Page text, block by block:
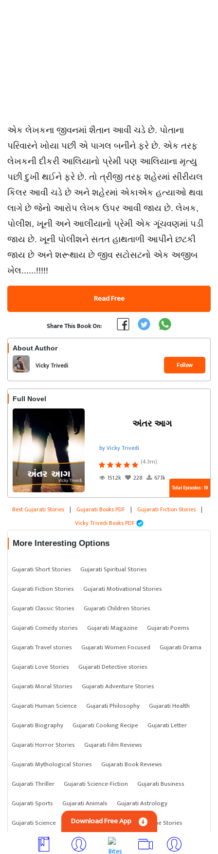
એક લેખકના જીવનમાં શૈતાન આવી ચડે છે. પોતાના
પરિવારને ખોયા પછી એ પાગલ બનીને ફરે છે. એક તરફ
લેખકની દીકરી આલિયાનો પ્રેમી પણ આલિયાના મૃત્યુ
પછી દુખી થઈને ફરે છે. તો ત્રીજી તરફ શહેરમાં સીરીયલ
કિલર આવી ચડે છે અને શહેરમાં એકાએક હત્યાઓ થવા
લાગે છે જેનો આરોપ લેખક ઉપર આવી જાય છે. લેખક,
પોલીશ, ખૂની અને આલીયાનો પ્રેમી એક ગૂંચવણમાં પડી
જાય છે. ખૂની પોલીશને સતત હાથતાળી આપીને છટકી
જાય છે અને શરૂથાય છે જીવ સટોસટનો એક અજીબ
ખેલ......!!!!!
Read Free
Share This Book On:
About Author
Vicky Trivedi Follow
Full Novel
અંતર આગ
by Vicky Trivedi
(4.3m)
151.2k
228 67.1k
Total Episodes : 19
Best Gujarati Stories | Gujarati Books PDF | Gujarati Fiction Stories |
Vicky Trivedi Books PDF
More Interesting Options
Gujarati Short Stories
Gujarati Spiritual Stories
Gujarati Fiction Stories
Gujarati Motivational Stories
Gujarati Classic Stories
Gujarati Children Stories
Gujarati Comedy stories
Gujarati Magazine
Gujarati Poems
Gujarati Travel stories
Gujarati Women Focused
Gujarati Drama
Gujarati Love Stories
Gujarati Detective stories
Gujarati Moral Stories
Gujarati Adventure Stories
Gujarati Human Science
Gujarati Philosophy
Gujarati Health
Gujarati Biography
Gujarati Cooking Recipe
Gujarati Letter
Gujarati Horror Stories
Gujarati Film Reviews
Gujarati Mythological Stories
Gujarati Book Reviews
Gujarati Thriller
Gujarati Science-Fiction
Gujarati Business
Gujarati Sports
Gujarati Animals
Gujarati Astrology
Gujarati Science
Gujarati Anything Gujarati Crime Stories
Download Free App